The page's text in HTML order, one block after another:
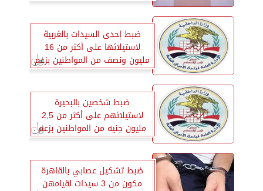
ضبط إحدى السيدات بالغربية
لاستيلائها على أكثر من 16
مليون ونصف من المواطنين بزعم
توظيفها واستثمارها لهم
ضبط شخصين بالبحيرة
لاستيلائهم على أكثر من 2,5
مليون جنيه من المواطنين بزعم
توظيفها واستثمارها لهم
ضبط تشكيل عصابي بالقاهرة
مكون من 3 سيدات لقيامهن